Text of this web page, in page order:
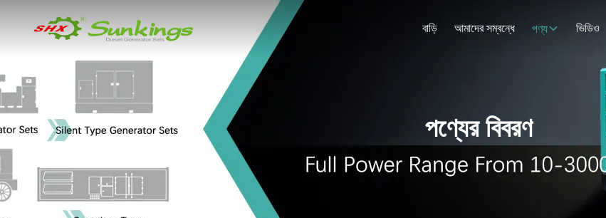
বাড়ি আমাদের সম্বন্ধে পণ্য ভিডিও
পণ্যের বিবরণ